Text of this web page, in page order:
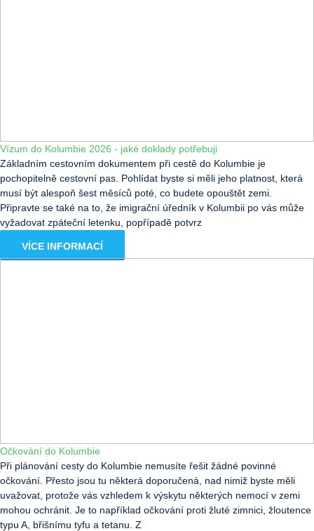
Vízum do Kolumbie 2026 - jaké doklady potřebuji
Základním cestovním dokumentem při cestě do Kolumbie je
pochopitelně cestovní pas. Pohlídat byste si měli jeho platnost, která
musí být alespoň šest měsíců poté, co budete opouštět zemi.
Připravte se také na to, že imigrační úředník v Kolumbii po vás může
vyžadovat zpáteční letenku, popřípadě potvrz
VÍCE INFORMACÍ
Očkování do Kolumbie
Při plánování cesty do Kolumbie nemusíte řešit žádné povinné
očkování. Přesto jsou tu některá doporučená, nad nimiž byste měli
uvažovat, protože vás vzhledem k výskytu některých nemocí v zemi
mohou ochránit. Je to například očkování proti žluté zimnici, žloutence
typu A, břišnímu tyfu a tetanu. Z